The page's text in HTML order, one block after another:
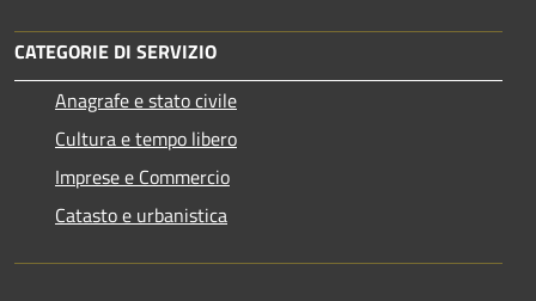
CATEGORIE DI SERVIZIO
Anagrafe e stato civile
Cultura e tempo libero
Imprese e Commercio
Catasto e urbanistica